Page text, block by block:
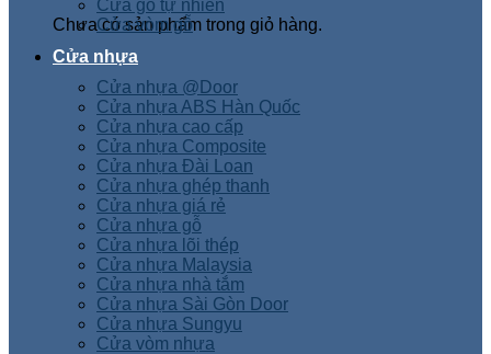
Chưa có sản phẩm trong giỏ hàng.
Cửa gỗ tự nhiên
Cửa vòm gỗ
Cửa nhựa
Cửa nhựa @Door
Cửa nhựa ABS Hàn Quốc
Cửa nhựa cao cấp
Cửa nhựa Composite
Cửa nhựa Đài Loan
Cửa nhựa ghép thanh
Cửa nhựa giá rẻ
Cửa nhựa gỗ
Cửa nhựa lõi thép
Cửa nhựa Malaysia
Cửa nhựa nhà tắm
Cửa nhựa Sài Gòn Door
Cửa nhựa Sungyu
Cửa vòm nhựa